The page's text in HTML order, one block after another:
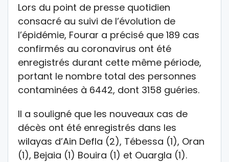
Lors du point de presse quotidien
consacré au suivi de l’évolution de
l’épidémie, Fourar a précisé que 189 cas
confirmés au coronavirus ont été
enregistrés durant cette même période,
portant le nombre total des personnes
contaminées à 6442, dont 3158 guéries.
Il a souligné que les nouveaux cas de
décès ont été enregistrés dans les
wilayas d’Ain Defla (2), Tébessa (1), Oran
(1), Bejaia (1) Bouira (1) et Ouargla (1).